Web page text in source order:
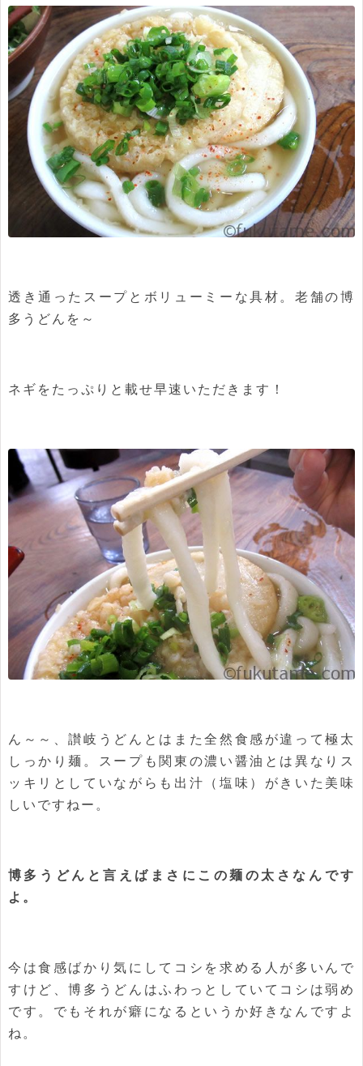
透き通ったスープとボリューミーな具材。老舗の博
多うどんを～
ネギをたっぷりと載せ早速いただきます！
ん～～、讃岐うどんとはまた全然食感が違って極太
しっかり麺。スープも関東の濃い醤油とは異なりス
ッキリとしていながらも出汁（塩味）がきいた美味
しいですねー。
博多うどんと言えばまさにこの麺の太さなんです
よ。
今は食感ばかり気にしてコシを求める人が多いんで
すけど、博多うどんはふわっとしていてコシは弱め
です。でもそれが癖になるというか好きなんですよ
ね。